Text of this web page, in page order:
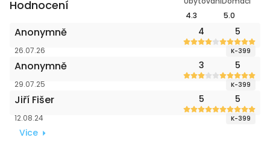
Hodnocení
4.3
5.0
Anonymně 4 5
26.07.26 K-399
Anonymně 3 5
29.07.25 K-399
Jiří Fišer 5 5
12.08.24 K-399
Vice